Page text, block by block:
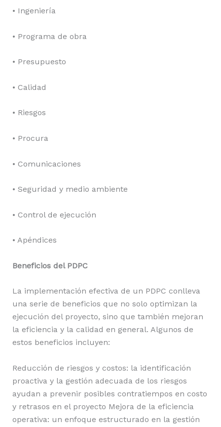
• Ingeniería
• Programa de obra
• Presupuesto
• Calidad
• Riesgos
• Procura
• Comunicaciones
• Seguridad y medio ambiente
• Control de ejecución
• Apéndices
Beneficios del PDPC
La implementación efectiva de un PDPC conlleva
una serie de beneficios que no solo optimizan la
ejecución del proyecto, sino que también mejoran
la eficiencia y la calidad en general. Algunos de
estos beneficios incluyen:
Reducción de riesgos y costos: la identificación
proactiva y la gestión adecuada de los riesgos
ayudan a prevenir posibles contratiempos en costo
y retrasos en el proyecto Mejora de la eficiencia
operativa: un enfoque estructurado en la gestión